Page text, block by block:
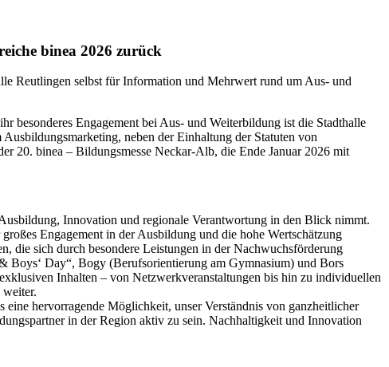
binea 2026 zurück
Reutlingen selbst für Information und Mehrwert rund um Aus- und
besonderes Engagement bei Aus- und Weiterbildung ist die Stadthalle
neben der Einhaltung der Statuten von
20. binea – Bildungsmesse Neckar-Alb, die Ende Januar 2026 mit
Innovation und regionale Verantwortung in den Blick nimmt.
Engagement in der Ausbildung und die hohe Wertschätzung
die sich durch besondere Leistungen in der Nachwuchsförderung
Boys‘ Day“, Bogy (Berufsorientierung am Gymnasium) und Bors
Inhalten – von Netzwerkveranstaltungen bis hin zu individuellen
hervorragende Möglichkeit, unser Verständnis von ganzheitlicher
in der Region aktiv zu sein. Nachhaltigkeit und Innovation